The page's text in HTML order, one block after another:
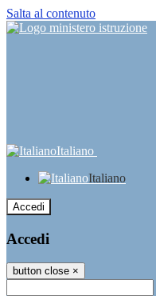
Salta al contenuto
Italiano
Italiano
Accedi
Accedi
button close ×